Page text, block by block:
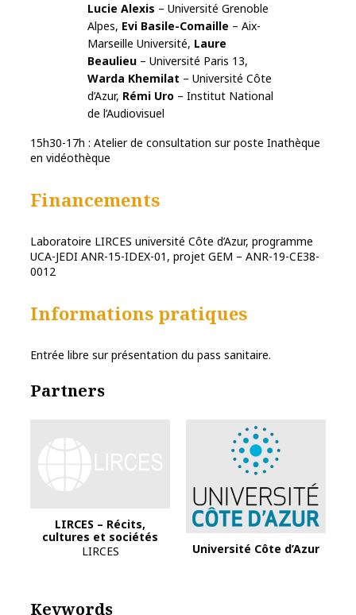
Lucie Alexis – Université Grenoble
Alpes, Evi Basile-Comaille – Aix-
Marseille Université, Laure
Beaulieu – Université Paris 13,
Warda Khemilat – Université Côte
d’Azur, Rémi Uro – Institut National
de l’Audiovisuel
15h30-17h : Atelier de consultation sur poste Inathèque
en vidéothèque
Financements
Laboratoire LIRCES université Côte d’Azur, programme
UCA-JEDI ANR-15-IDEX-01, projet GEM – ANR-19-CE38-
0012
Informations pratiques
Entrée libre sur présentation du pass sanitaire.
Partners
LIRCES – Récits,
cultures et sociétés
LIRCES
Université Côte d’Azur
Keywords